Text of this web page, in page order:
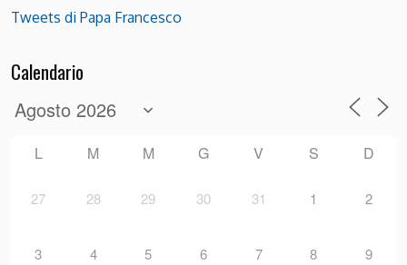
Tweets di Papa Francesco
Calendario
L M M G V S D
27 28 29 30 31 1 2
3 4 5 6 7 8 9